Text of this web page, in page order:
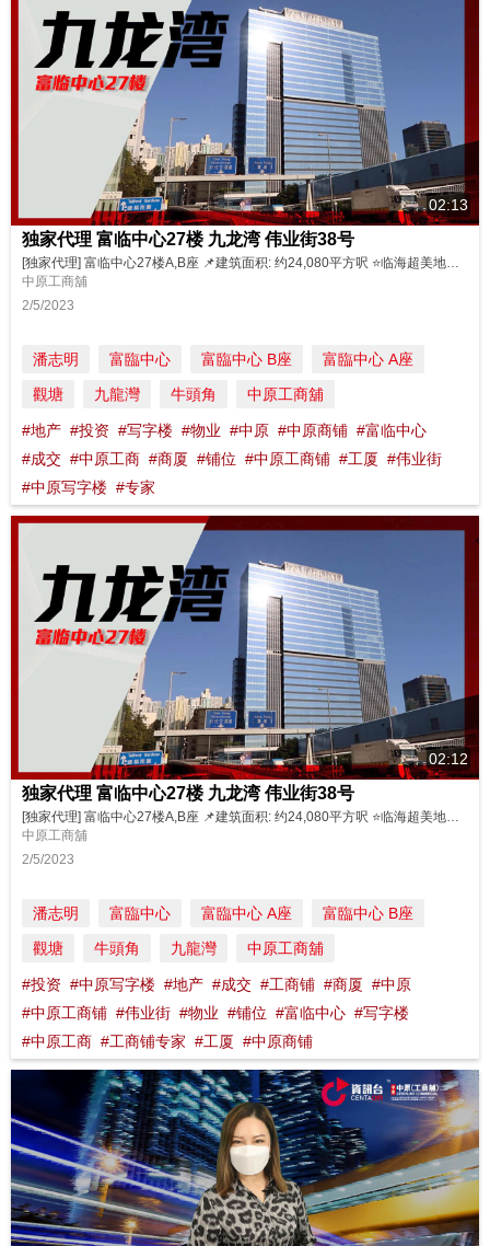
02:13
独家代理 富临中心27楼 九龙湾 伟业街38号
中原工商舖
2/5/2023
潘志明 富臨中心 富臨中心 B座
富臨中心 A座
觀塘
九龍灣 牛頭角 中原工商舖
#地产 #投资 #写字楼 #物业 #中原 #中原商铺 #富临中心
#成交 #中原工商 #商厦 #铺位 #中原工商铺 #工厦 #伟业街
#中原写字楼 #专家
02:12
独家代理 富临中心27楼 九龙湾 伟业街38号
中原工商舖
2/5/2023
潘志明 富臨中心 富臨中心 A座
富臨中心 B座
觀塘
牛頭角 九龍灣 中原工商舖
#投资 #中原写字楼 #地产 #成交 #工商铺 #商厦 #中原
#中原工商铺 #伟业街 #物业 #铺位 #富临中心 #写字楼
#中原工商 #工商铺专家 #工厦 #中原商铺